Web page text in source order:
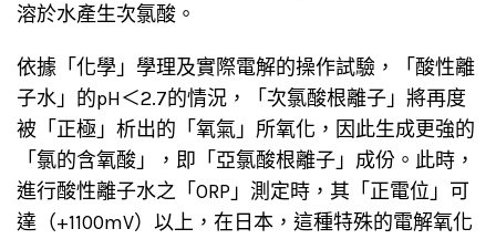
溶於水產生次氯酸。
依據「化學」學理及實際電解的操作試驗，「酸性離
子水」的pH＜2.7的情況，「次氯酸根離子」將再度
被「正極」析出的「氧氣」所氧化，因此生成更強的
「氯的含氧酸」，即「亞氯酸根離子」成份。此時，
進行酸性離子水之「ORP」測定時，其「正電位」可
達（+1100mV）以上，在日本，這種特殊的電解氧化